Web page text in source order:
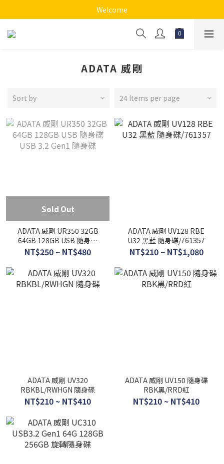
Welcome
ADATA 威剛
Sort by 24 Items per page
Sold Out
ADATA 威剛 UR350 32GB
64GB 128GB USB 隨身碟
USB 3.2 Gen1 隨身碟
NT$250 ~ NT$480
ADATA 威剛 UV128 RBE
U32 黑藍 隨身碟/761357
NT$210 ~ NT$1,080
ADATA 威剛 UV320
RBKBL/RWHGN 隨身碟
NT$210 ~ NT$410
ADATA 威剛 UV150 隨身碟
RBK黑/RRD紅
NT$210 ~ NT$410